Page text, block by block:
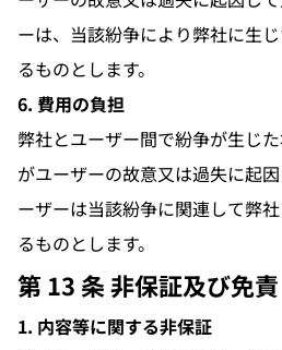
ーは、当該紛争により弊社に生
るものとします。
6. 費用の負担
弊社とユーザー間で紛争が生じ
がユーザーの故意又は過失に起
ーザーは当該紛争に関連して弊
るものとします。
第 13 条 非保証及び免責
1. 内容等に関する非保証